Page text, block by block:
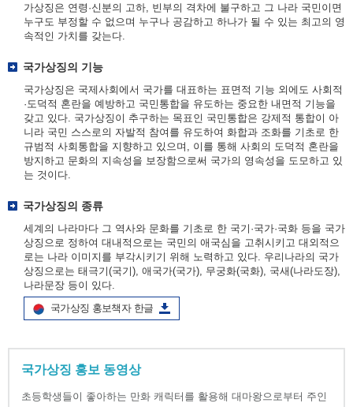
가상징은 연령·신분의 고하, 빈부의 격차에 불구하고 그 나라 국민이면
누구도 부정할 수 없으며 누구나 공감하고 하나가 될 수 있는 최고의 영
속적인 가치를 갖는다.
국가상징의 기능
국가상징은 국제사회에서 국가를 대표하는 표면적 기능 외에도 사회적
·도덕적 혼란을 예방하고 국민통합을 유도하는 중요한 내면적 기능을
갖고 있다. 국가상징이 추구하는 목표인 국민통합은 강제적 통합이 아
니라 국민 스스로의 자발적 참여를 유도하여 화합과 조화를 기초로 한
규범적 사회통합을 지향하고 있으며, 이를 통해 사회의 도덕적 혼란을
방지하고 문화의 지속성을 보장함으로써 국가의 영속성을 도모하고 있
는 것이다.
국가상징의 종류
세계의 나라마다 그 역사와 문화를 기초로 한 국기·국가·국화 등을 국가
상징으로 정하여 대내적으로는 국민의 애국심을 고취시키고 대외적으
로는 나라 이미지를 부각시키기 위해 노력하고 있다. 우리나라의 국가
상징으로는 태극기(국기), 애국가(국가), 무궁화(국화), 국새(나라도장),
나라문장 등이 있다.
국가상징 홍보책자 한글
국가상징 홍보 동영상
초등학생들이 좋아하는 만화 캐릭터를 활용해 대마왕으로부터 주인